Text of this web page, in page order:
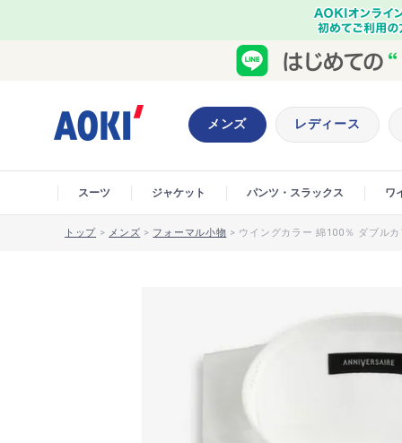
メンズ レディース
スーツ ジャケット パンツ・スラックス ワ
トップ > メンズ > フォーマル小物 > ウイングカラー 綿100％ ダブル